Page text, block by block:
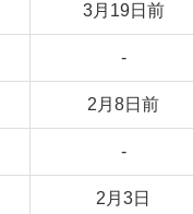
3月19日前
-
2月8日前
-
2月3日